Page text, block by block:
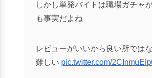
しかし単発バイトは職場ガチャ
も事実だよね
レビューがいいから良い所では
難しい pic.twitter.com/